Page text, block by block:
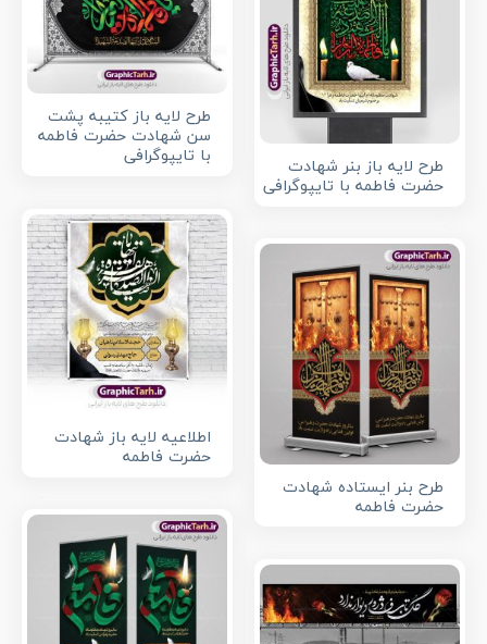
طرح لایه باز کتیبه پشت
سن شهادت حضرت فاطمه
با تایپوگرافی
طرح لایه باز بنر شهادت
حضرت فاطمه با تایپوگرافی
اطلاعیه لایه باز شهادت
حضرت فاطمه
طرح بنر ایستاده شهادت
حضرت فاطمه